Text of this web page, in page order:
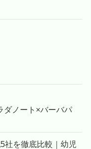
ダノート×バーバパ
社を徹底比較｜幼児